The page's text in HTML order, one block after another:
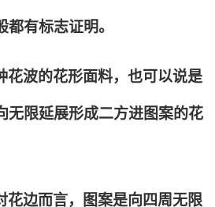
有标志证明。
花波的花形面料，也可以说是
无限延展形成二方进图案的花
花边而言，图案是向四周无限